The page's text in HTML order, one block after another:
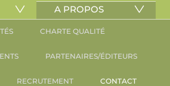
A PROPOS
CHARTE QUALITÉ
PARTENAIRES/ÉDITEURS
RECRUTEMENT CONTACT